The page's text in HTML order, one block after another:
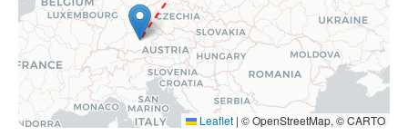
Leaflet | © OpenStreetMap, © CARTO